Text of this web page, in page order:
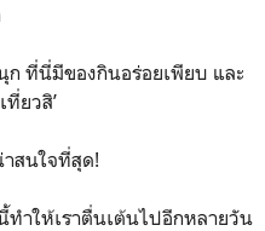
ก ที่นี่มีของกินอร่อยเพียบ และ
ยวสิ’
าสนใจที่สุด!
ทำให้เราตื่นเต้นไปอีกหลายวัน